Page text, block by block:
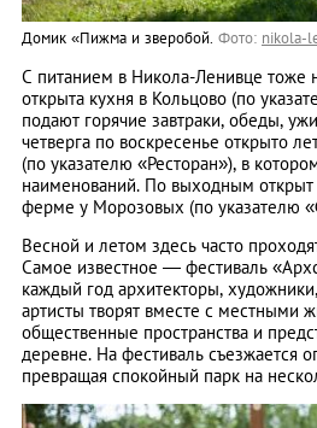
Домик «Пижма и зверобой. Фото: nikola-
С питанием в Никола-Ленивце
открыта кухня в Кольцово (по
подают горячие завтраки, обеды,
четверга по воскресенье открыто
(по указателю «Ресторан»), в
наименований. По выходным открыт
ферме у Морозовых (по указателю
Весной и летом здесь часто
Самое известное — фестиваль
каждый год архитекторы,
артисты творят вместе с местными
общественные пространства и
деревне. На фестиваль съезжается
превращая спокойный парк на